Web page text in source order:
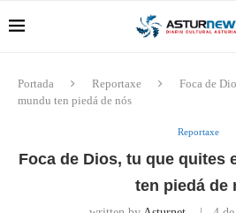
Portada Reportaxe
Foca de
mundu ten piedá de nós
Reportaxe
Foca de Dios, tu que quites
ten piedá de